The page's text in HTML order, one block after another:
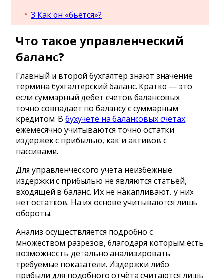
3 Как он «бьётся»?
Что такое управленческий
баланс?
Главный и второй бухгалтер знают значение
термина бухгалтерский баланс. Кратко — это
если суммарный дебет счетов балансовых
точно совпадает по балансу с суммарным
кредитом. Вбухучете на балансовых счетах
ежемесячно учитываются точно остатки
издержек с прибылью, как и активов с
пассивами.
Для управленческого учёта неизбежные
издержки с прибылью не являются статьёй,
входящей в баланс. Их не накапливают, у них
нет остатков. На их основе учитываются лишь
обороты.
Анализ осуществляется подробно с
множеством разрезов, благодаря которым есть
возможность детально анализировать
требуемые показатели. Издержки либо
прибыли для подобного отчёта считаются лишь